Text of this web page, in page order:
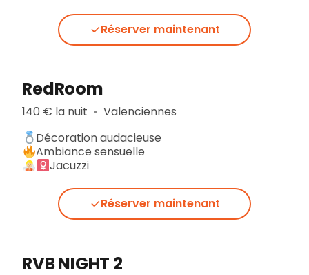
Réserver maintenant
RedRoom
140 € la nuit ▪︎ Valenciennes
Décoration audacieuse
Ambiance sensuelle
Jacuzzi
Réserver maintenant
RVB NIGHT 2